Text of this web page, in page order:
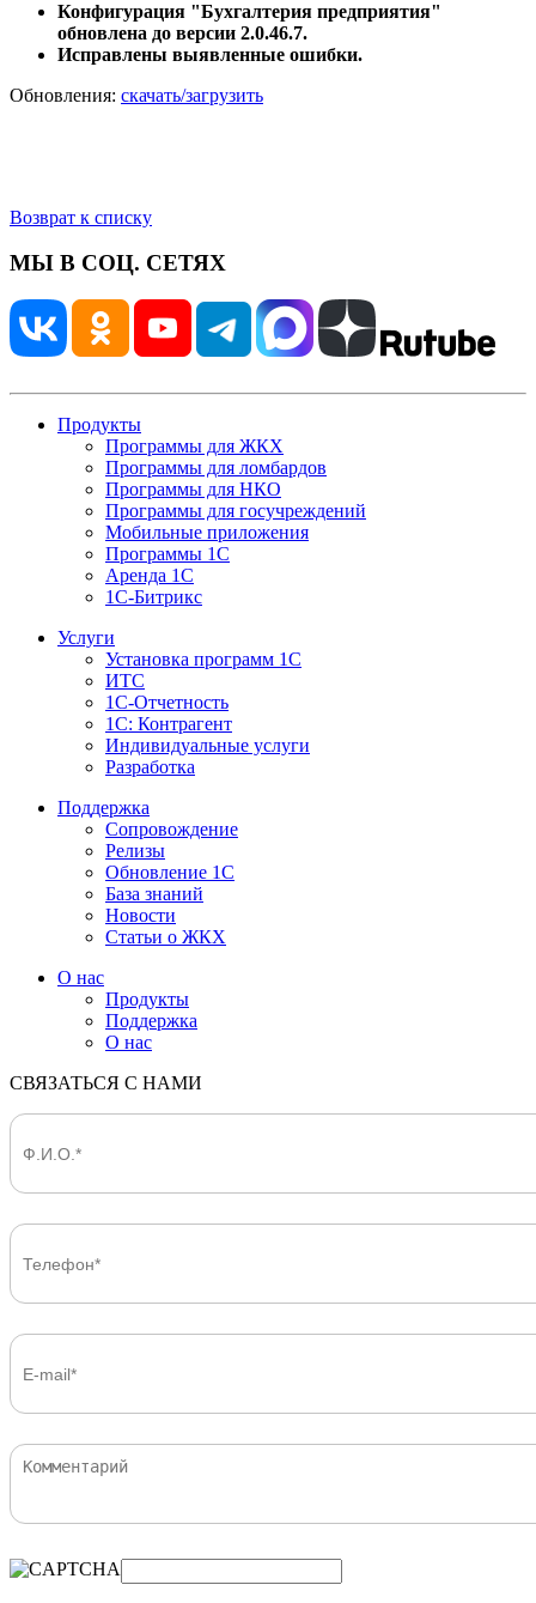
Конфигурация "Бухгалтерия предприятия"
обновлена до версии 2.0.46.7.
Исправлены выявленные ошибки.
Обновления: скачать/загрузить
Возврат к списку
МЫ В СОЦ. СЕТЯХ
Продукты
Программы для ЖКХ
Программы для ломбардов
Программы для НКО
Программы для госучреждений
Мобильные приложения
Программы 1С
Аренда 1С
1С-Битрикс
Услуги
Установка программ 1С
ИТС
1С-Отчетность
1С: Контрагент
Индивидуальные услуги
Разработка
Поддержка
Сопровождение
Релизы
Обновление 1С
База знаний
Новости
Статьи о ЖКХ
О нас
Продукты
Поддержка
О нас
СВЯЗАТЬСЯ С НАМИ